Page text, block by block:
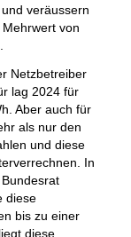
veräussern
von
Netzbetreiber
lag 2024 für
Aber auch für
als nur den
und diese
In
diese
bis zu einer
diese